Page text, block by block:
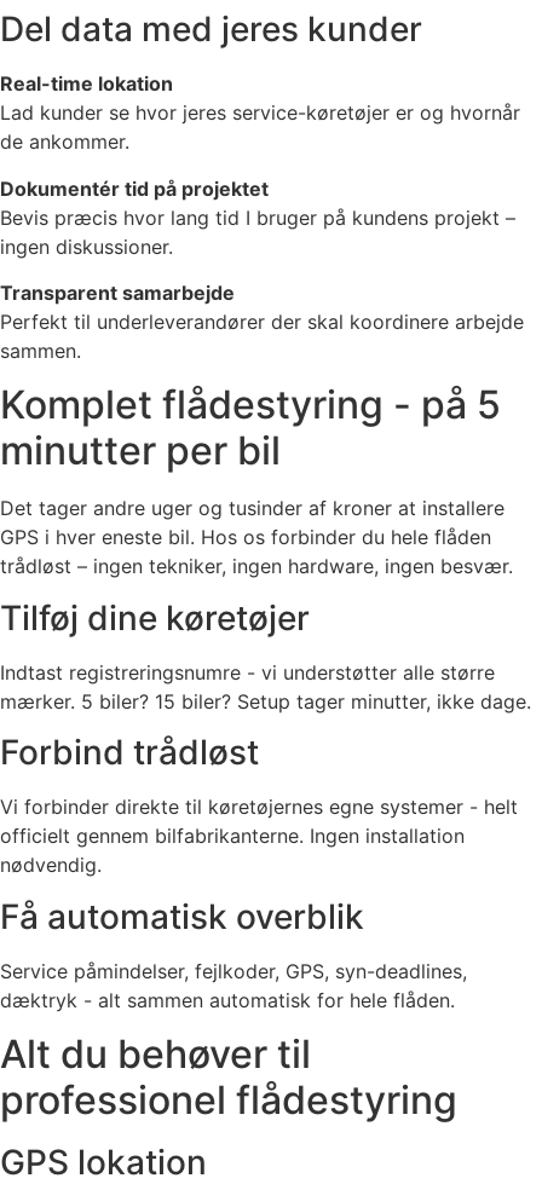
Del data med jeres kunder
Real-time lokation
Lad kunder se hvor jeres service-køretøjer er og hvornår
de ankommer.
Dokumentér tid på projektet
Bevis præcis hvor lang tid I bruger på kundens projekt –
ingen diskussioner.
Transparent samarbejde
Perfekt til underleverandører der skal koordinere arbejde
sammen.
Komplet flådestyring - på 5
minutter per bil
Det tager andre uger og tusinder af kroner at installere
GPS i hver eneste bil. Hos os forbinder du hele flåden
trådløst – ingen tekniker, ingen hardware, ingen besvær.
Tilføj dine køretøjer
Indtast registreringsnumre - vi understøtter alle større
mærker. 5 biler? 15 biler? Setup tager minutter, ikke dage.
Forbind trådløst
Vi forbinder direkte til køretøjernes egne systemer - helt
officielt gennem bilfabrikanterne. Ingen installation
nødvendig.
Få automatisk overblik
Service påmindelser, fejlkoder, GPS, syn-deadlines,
dæktryk - alt sammen automatisk for hele flåden.
Alt du behøver til
professionel flådestyring
GPS lokation